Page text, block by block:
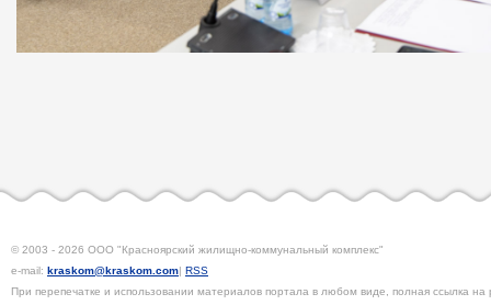
© 2003 - 2026 ООО "Красноярский жилищно-коммунальный комплекс"
e-mail: kraskom@kraskom.com| RSS
При перепечатке и использовании материалов портала в любом виде, полная ссылка на